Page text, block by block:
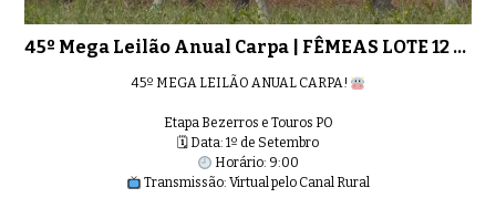
45º Mega Leilão Anual Carpa | FÊMEAS LOTE 12 - 7800
45º MEGA LEILÃO ANUAL CARPA!
Etapa Bezerros e Touros PO
🗓 Data: 1º de Setembro
Horário: 9:00
Transmissão: Virtual pelo Canal Rural